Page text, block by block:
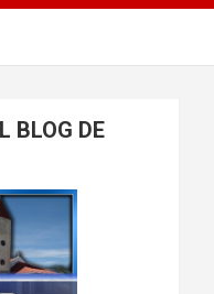
BLOG DE